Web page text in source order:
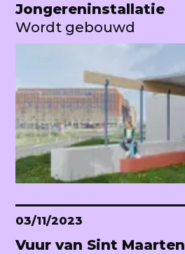
Jongereninstallatie
Wordt gebouwd
03/11/2023
Vuur van Sint Maarten